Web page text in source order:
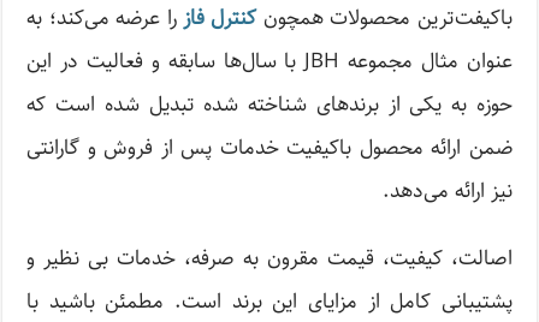
باکیفت‌ترین محصولات همچونکنترل فازرا عرضه می‌کند؛ به
عنوان مثال مجموعه JBH با سال‌ها سابقه و فعالیت در این
حوزه به یکی از برند‌های شناخته شده تبدیل شده است که
ضمن ارائه محصول باکیفیت خدمات پس از فروش و گارانتی
نیز ارائه می‌دهد.
اصالت، کیفیت، قیمت مقرون به صرفه، خدمات بی نظیر و
پشتیبانی کامل از مزایای این برند است. مطمئن باشید با